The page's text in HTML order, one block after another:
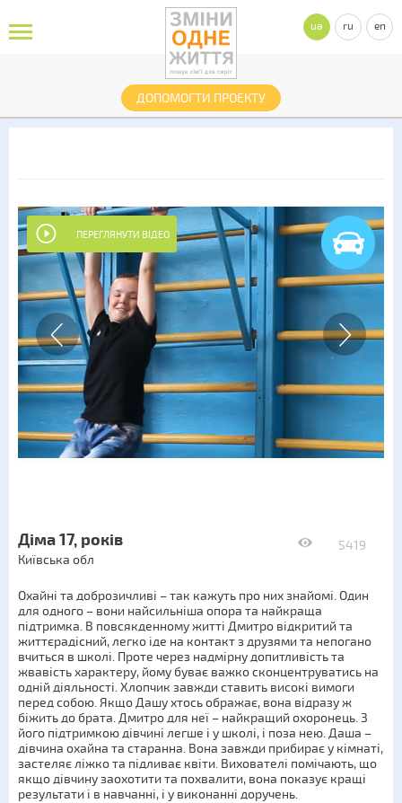
ДОПОМОГТИ ПРОЕКТУ
ua ru en
ПЕРЕГЛЯНУТИ ВІДЕО
5419
Діма 17, років
Київська обл
Охайні та доброзичливі – так кажуть про них знайомі. Один
для одного – вони найсильніша опора та найкраща
підтримка. В повсякденному житті Дмитро відкритий та
життєрадісний, легко іде на контакт з друзями та непогано
вчиться в школі. Проте через надмірну допитливість та
жвавість характеру, йому буває важко сконцентруватись на
одній діяльності. Хлопчик завжди ставить високі вимоги
перед собою. Якщо Дашу хтось ображає, вона відразу ж
біжить до брата. Дмитро для неї – найкращий охоронець. З
його підтримкою дівчині легше і у школі, і поза нею. Даша –
дівчина охайна та старанна. Вона завжди прибирає у кімнаті,
застеляє ліжко та підливає квіти. Вихователі помічають, що
якщо дівчину заохотити та похвалити, вона показує кращі
результати і в навчанні, і у виконанні доручень.